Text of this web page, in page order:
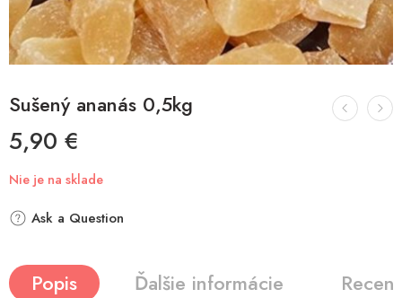
Sušený ananás 0,5kg
5,90 €
Nie je na sklade
Ask a Question
Popis Ďalšie informácie